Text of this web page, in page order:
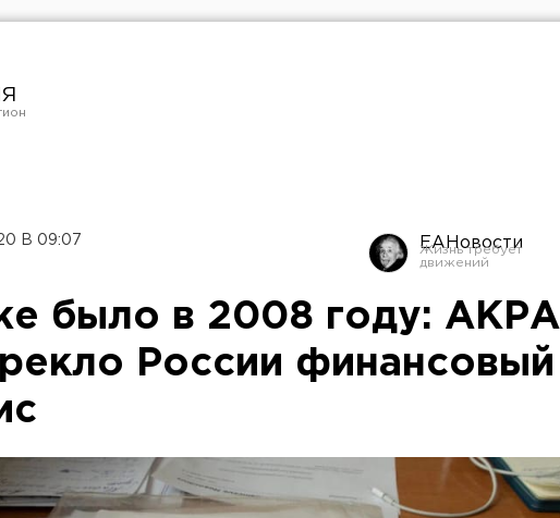
В 09:07 ЕАНовости
было в 2008 году: АКРА
России финансовый